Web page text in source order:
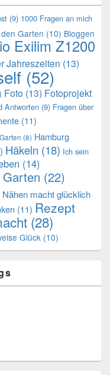
(9) 1000 Fragen an mich
Garten (10) Bloggen
Exilim Z1200
Jahreszeiten (13)
(52)
Foto (13) Fotoprojekt
Antworten (9) Fragen über
(11)
(8) Hamburg
Häkeln (18) Ich sein
(14)
(22)
Nähen macht glücklich
(11) Rezept
(28)
Glück (10)